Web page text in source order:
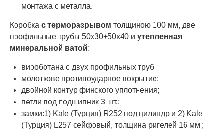
монтажа с металла.
Коробка с терморазрывом толщиною 100 мм, две
профильные трубы 50х30+50х40 и утепленная
минеральной ватой:
вироботана с двух профильных труб;
молоткове противоударное покрытие;
двойной контур финского уплотнения;
петли под подшипник 3 шт.;
замки:1) Kale (Турция) R252 под цилиндр и 2) Kale
(Турция) L257 сейфовый, толщина ригелей 16 мм.;